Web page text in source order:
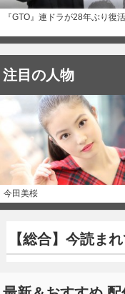
『GTO』連ドラが28年ぶり復活
注目の人物
今田美桜
【総合】今読ま